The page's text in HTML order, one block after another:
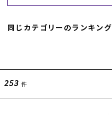
スノーTOP
同じカテゴリーのランキング
253 件